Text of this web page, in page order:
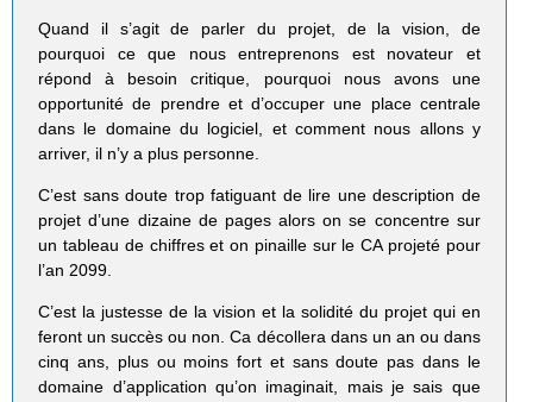
Quand il s’agit de parler du projet, de la vision, de
pourquoi ce que nous entreprenons est novateur et
répond à besoin critique, pourquoi nous avons une
opportunité de prendre et d’occuper une place centrale
dans le domaine du logiciel, et comment nous allons y
arriver, il n’y a plus personne.
C’est sans doute trop fatiguant de lire une description de
projet d’une dizaine de pages alors on se concentre sur
un tableau de chiffres et on pinaille sur le CA projeté pour
l’an 2099.
C’est la justesse de la vision et la solidité du projet qui en
feront un succès ou non. Ca décollera dans un an ou dans
cinq ans, plus ou moins fort et sans doute pas dans le
domaine d’application qu’on imaginait, mais je sais que